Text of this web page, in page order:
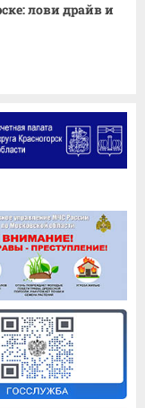
лови драйв и